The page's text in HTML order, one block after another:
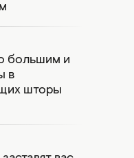
большим и
в
шторы